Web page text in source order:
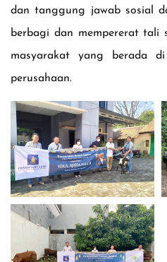
dan tanggung jawab sosial
berbagi dan mempererat tali
masyarakat yang berada
perusahaan.